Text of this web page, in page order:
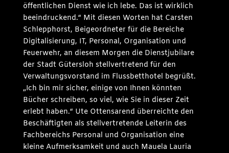
öffentlichen Dienst wie ich lebe. Das ist wirklich
beeindruckend.“ Mit diesen Worten hat Carsten
Schlepphorst, Beigeordneter für die Bereiche
Digitalisierung, IT, Personal, Organisation und
Feuerwehr, an diesem Morgen die Dienstjubilare
der Stadt Gütersloh stellvertretend für den
Verwaltungsvorstand im Flussbetthotel begrüßt.
„Ich bin mir sicher, einige von Ihnen könnten
Bücher schreiben, so viel, wie Sie in dieser Zeit
erlebt haben.“ Ute Ottensarend überreichte den
Beschäftigten als stellvertretende Leiterin des
Fachbereichs Personal und Organisation eine
kleine Aufmerksamkeit und auch Mauela Lauria